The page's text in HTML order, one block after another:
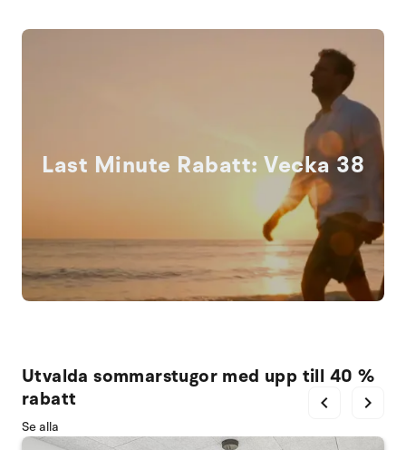
Last Minute Rabatt: Vecka 38
Utvalda sommarstugor med upp till 40 %
rabatt
Se alla
chevron_left chevron_right